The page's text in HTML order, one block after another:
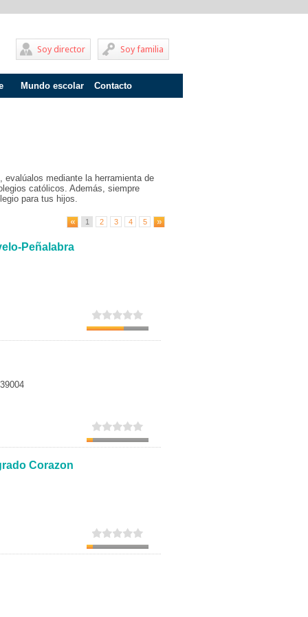
Soy familia
Soy director
Mundo escolar
Fracaso escolar
Acoso escolar
Contacto
evalúalos mediante la herramienta de
católicos. Además, siempre
para tus hijos.
1 2 3 4 5
Peñalabra
Corazon